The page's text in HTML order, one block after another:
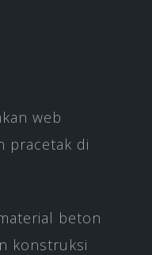
web
pracetak di
beton
konstruksi